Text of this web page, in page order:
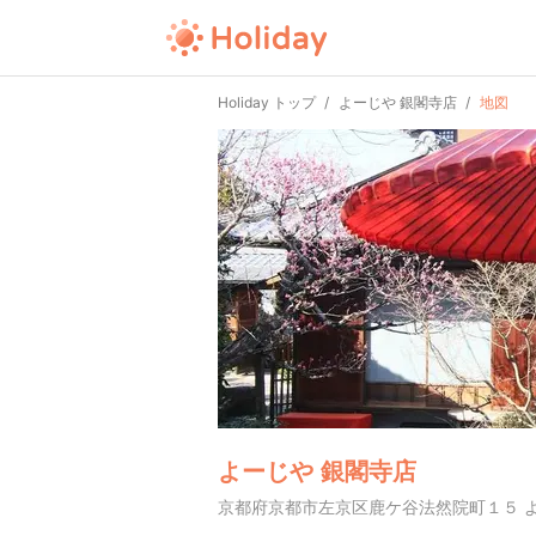
Holiday トップ よーじや 銀閣寺店 地図
よーじや 銀閣寺店
京都府京都市左京区鹿ケ谷法然院町１５